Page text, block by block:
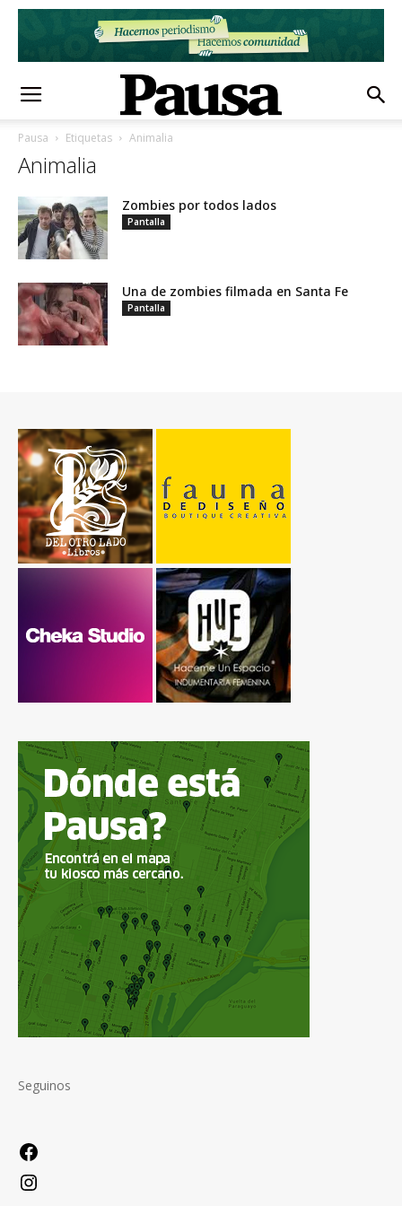
Pausa Etiquetas Animalia
Animalia
Zombies por todos lados
Pantalla
Una de zombies filmada en Santa Fe
Pantalla
Seguinos